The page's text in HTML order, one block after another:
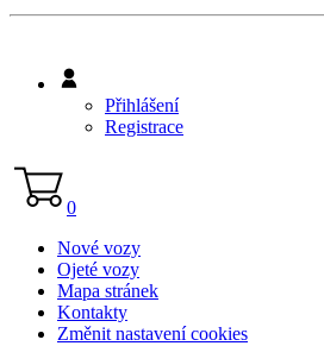
Přihlášení
Registrace
0
Nové vozy
Ojeté vozy
Mapa stránek
Kontakty
Změnit nastavení cookies